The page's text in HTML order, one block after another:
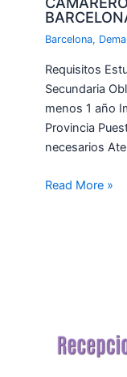
Barcelona,
Requisitos
Secundaria
menos 1 año
Provincia
necesarios
Read More »